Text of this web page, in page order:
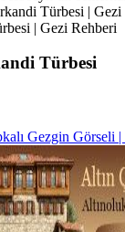
Türbesi |
| Gezi Rehberi
Türbesi